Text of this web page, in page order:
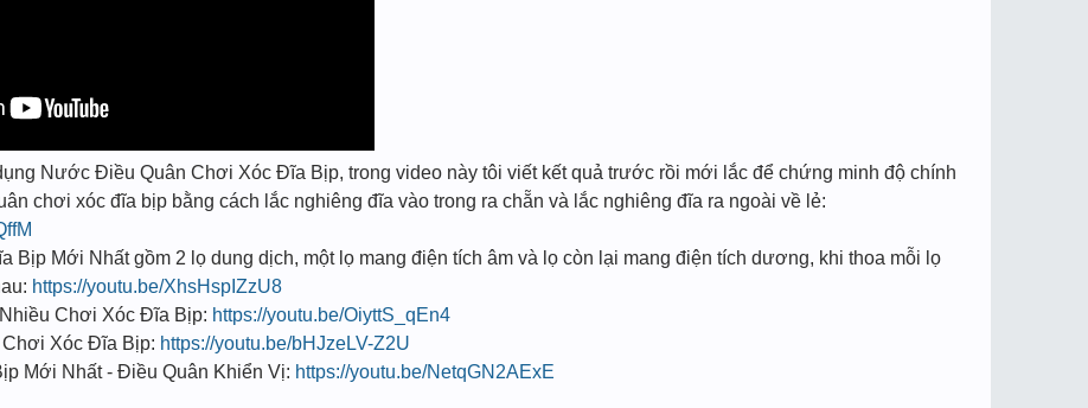
Nước Điều Quân Chơi Xóc Đĩa Bịp, trong video này tôi viết kết quả trước rồi mới lắc để chứng minh độ chính
chơi xóc đĩa bịp bằng cách lắc nghiêng đĩa vào trong ra chẵn và lắc nghiêng đĩa ra ngoài về lẻ:
Mới Nhất gồm 2 lọ dung dịch, một lọ mang điện tích âm và lọ còn lại mang điện tích dương, khi thoa mỗi lọ
https://youtu.be/XhsHspIZzU8
Chơi Xóc Đĩa Bịp: https://youtu.be/OiyttS_qEn4
Xóc Đĩa Bịp: https://youtu.be/bHJzeLV-Z2U
Mới Nhất - Điều Quân Khiển Vị: https://youtu.be/NetqGN2AExE